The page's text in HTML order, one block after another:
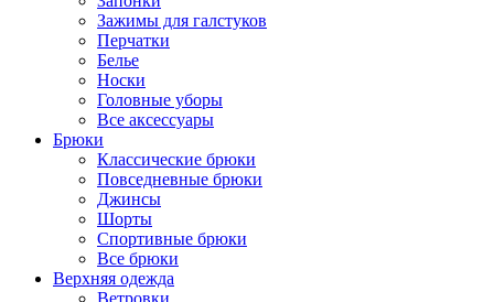
Зажимы для галстуков
Перчатки
Белье
Носки
Головные уборы
Все аксессуары
Брюки
Классические брюки
Повседневные брюки
Джинсы
Шорты
Спортивные брюки
Все брюки
Верхняя одежда
Ветровки